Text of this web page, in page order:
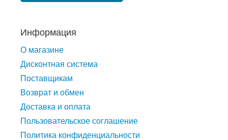
Информация
О магазине
Дисконтная система
Поставщикам
Возврат и обмен
Доставка и оплата
Пользовательское соглашение
Политика конфиденциальности